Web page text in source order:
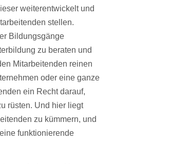
weiterentwickelt und
stellen.
Bildungsgänge
zu beraten und
Mitarbeitenden reinen
oder eine ganze
ein Recht darauf,
rüsten. Und hier liegt
zu kümmern, und
funktionierende